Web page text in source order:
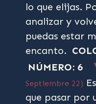
lo que elijas.
analizar y
puedas estar
encanto.
NÚMERO: 6
Septiembre 22)
que pasar por